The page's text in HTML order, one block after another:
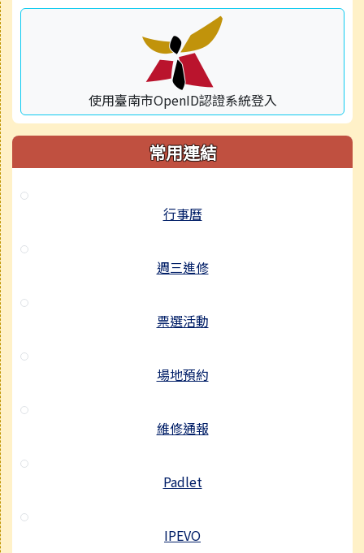
使用臺南市OpenID認證系統登入
常用連結
行事曆
週三進修
票選活動
場地預約
維修通報
Padlet
IPEVO